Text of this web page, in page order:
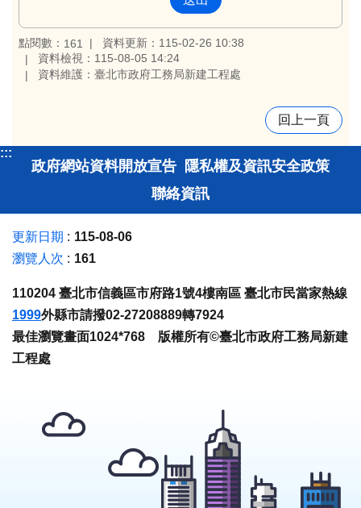
點閱數： 161
資料更新：115-02-26 10:38
資料檢視：115-08-05 14:24
資料維護：臺北市政府工務局新建工程處
回上一頁
:::
政府網站資料開放宣告 隱私權及資訊安全政策
聯絡資訊
更新日期
115-08-06
瀏覽人次
161
110204 臺北市信義區市府路1號4樓南區 臺北市民當家熱線
1999外縣市請撥02-27208889轉7924
最佳瀏覽畫面1024*768 版權所有©臺北市政府工務局新建
工程處